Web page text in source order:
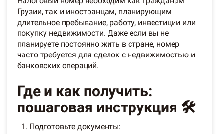
Грузии, так и иностранцам, планирующим
длительное пребывание, работу, инвестиции или
покупку недвижимости. Даже если вы не
планируете постоянно жить в стране, номер
часто требуется для сделок с недвижимостью и
банковских операций.
Где и как получить:
пошаговая инструкция 🛠️
Подготовьте документы: